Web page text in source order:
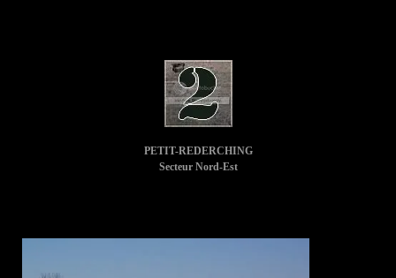
PETIT-REDERCHING
Secteur Nord-Est